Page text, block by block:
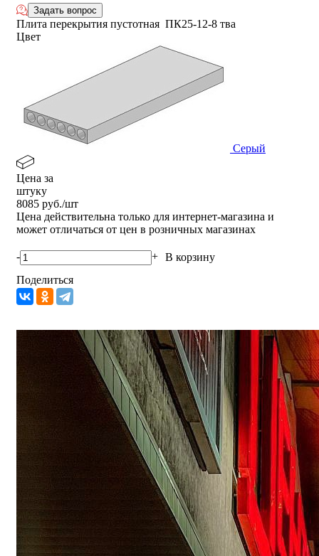
Задать вопрос
Плита перекрытия пустотная ПК25-12-8 тва
Цвет
Серый
Цена за
штуку
8085 руб./шт
Цена действительна только для интернет-магазина и
может отличаться от цен в розничных магазинах
- + В корзину
Поделиться